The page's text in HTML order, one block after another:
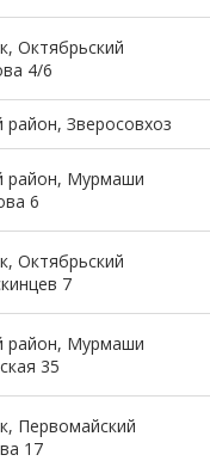
Октябрьский
4/6
район, Зверосовхоз
район, Мурмаши
6
Октябрьский
7
район, Мурмаши
35
Первомайский
17